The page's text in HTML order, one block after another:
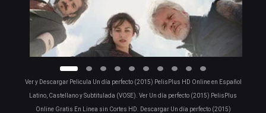
Ver y Descargar Pelicula Un día perfecto (2015) PelisPlus HD Online en Español
Latino, Castellano y Subtitulada (VOSE). Ver Un día perfecto (2015) PelisPlus
Online Gratis En Linea sin Cortes HD. Descargar Un día perfecto (2015)